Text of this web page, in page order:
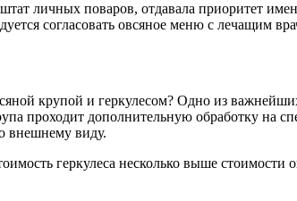
личных поваров, отдавала приоритет
согласовать овсяное меню с лечащим
крупой и геркулесом? Одно из
проходит дополнительную обработку на
внешнему виду.
геркулеса несколько выше